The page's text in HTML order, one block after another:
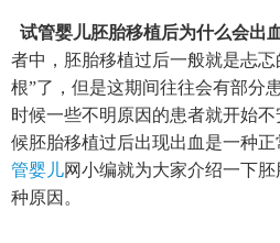
试管婴儿胚胎移植后为什么会出
者中，胚胎移植过后一般就是忐
根”了，但是这期间往往会有部分
时候一些不明原因的患者就开始
候胚胎移植过后出现出血是一种
管婴儿网小编就为大家介绍一下
种原因。